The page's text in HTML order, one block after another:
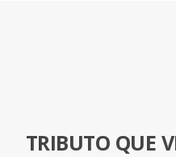
TRIBUTO QUE